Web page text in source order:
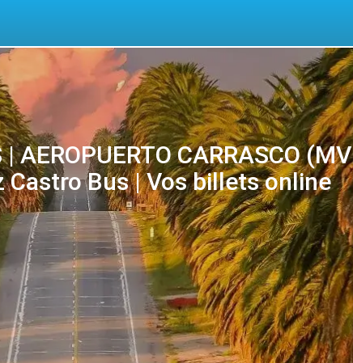
| AEROPUERTO CARRASCO
Castro Bus | Vos billets online